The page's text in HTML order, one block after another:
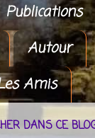
Publications
Autour
Amis
DANS CE